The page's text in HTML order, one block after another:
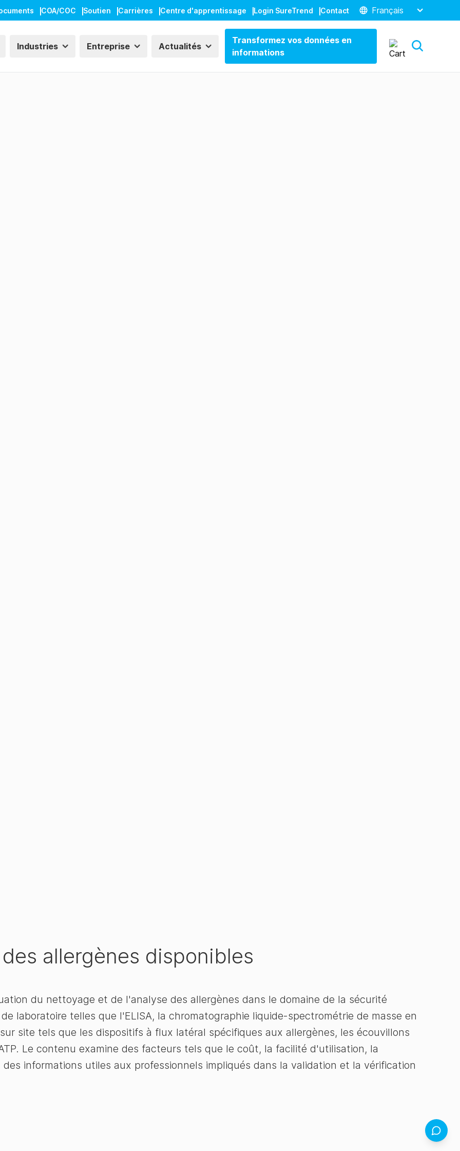
COA/COC Soutien Carrières Centre d'apprentissage Login SureTrend Contact Français
Industries Entreprise Actualités
Transformez vos données en
informations
allergènes disponibles
du nettoyage et de l'analyse des allergènes dans le domaine de la sécurité
laboratoire telles que l'ELISA, la chromatographie liquide-spectrométrie de masse en
site tels que les dispositifs à flux latéral spécifiques aux allergènes, les écouvillons
Le contenu examine des facteurs tels que le coût, la facilité d'utilisation, la
informations utiles aux professionnels impliqués dans la validation et la vérification
Retour